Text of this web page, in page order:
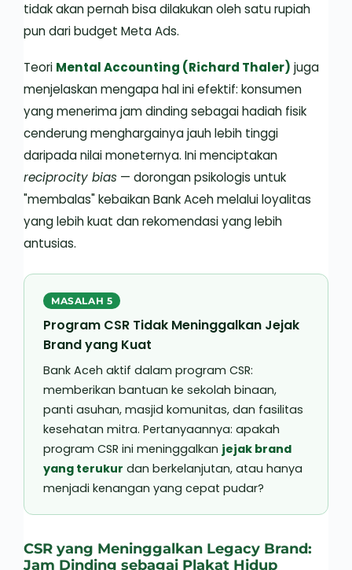
tidak akan pernah bisa dilakukan oleh satu rupiah
pun dari budget Meta Ads.
Teori Mental Accounting (Richard Thaler) juga
menjelaskan mengapa hal ini efektif: konsumen
yang menerima jam dinding sebagai hadiah fisik
cenderung menghargainya jauh lebih tinggi
daripada nilai moneternya. Ini menciptakan
reciprocity bias — dorongan psikologis untuk
"membalas" kebaikan Bank Aceh melalui loyalitas
yang lebih kuat dan rekomendasi yang lebih
antusias.
MASALAH 5
Program CSR Tidak Meninggalkan Jejak
Brand yang Kuat
Bank Aceh aktif dalam program CSR:
memberikan bantuan ke sekolah binaan,
panti asuhan, masjid komunitas, dan fasilitas
kesehatan mitra. Pertanyaannya: apakah
program CSR ini meninggalkan jejak brand
yang terukur dan berkelanjutan, atau hanya
menjadi kenangan yang cepat pudar?
CSR yang Meninggalkan Legacy Brand:
Jam Dinding sebagai Plakat Hidup